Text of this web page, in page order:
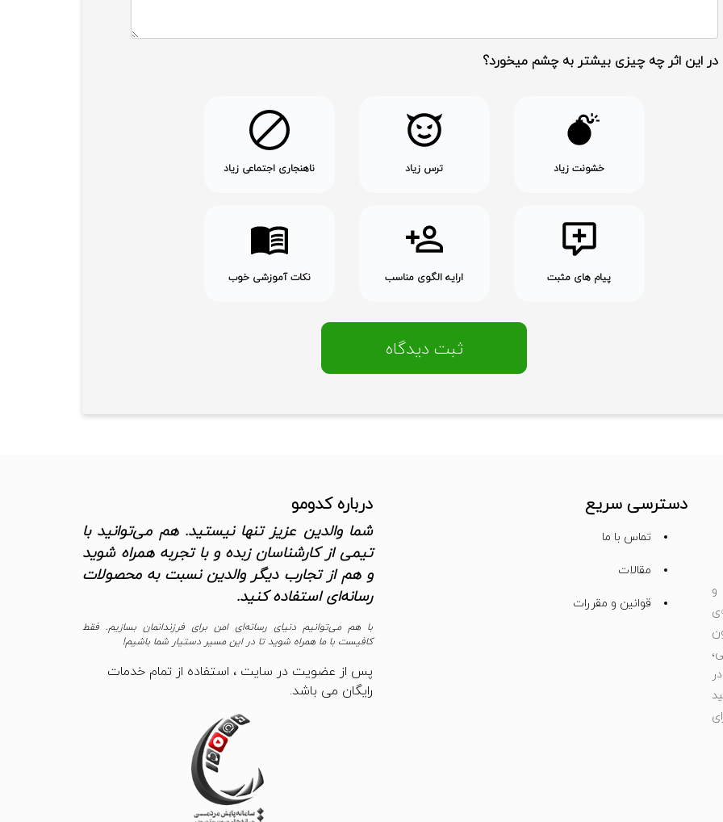
در این اثر چه چیزی بیشتر به چشم میخورد؟
خشونت زیاد ترس زیاد ناهنجاری اجتماعی زیاد
پیام های مثبت ارایه الگوی مناسب نکات آموزشی خوب
و
دسترسی سریع
تماس با ما
مقالات
قوانین و مقررات
درباره کدومو
شما والدین عزیز تنها نیستید. هم می‌توانید با
تیمی از کارشناسان زبده و با تجربه همراه شوید
و هم از تجارب دیگر والدین نسبت به محصولات
رسانه‌ای استفاده کنید.
با هم می‌توانیم دنیای رسانه‌ای امن برای فرزندانمان بسازیم. فقط
کافیست با ما همراه شوید تا در این مسیر دستیار شما باشیم!
پس از عضویت در سایت ، استفاده از تمام خدمات
رایگان می باشد.